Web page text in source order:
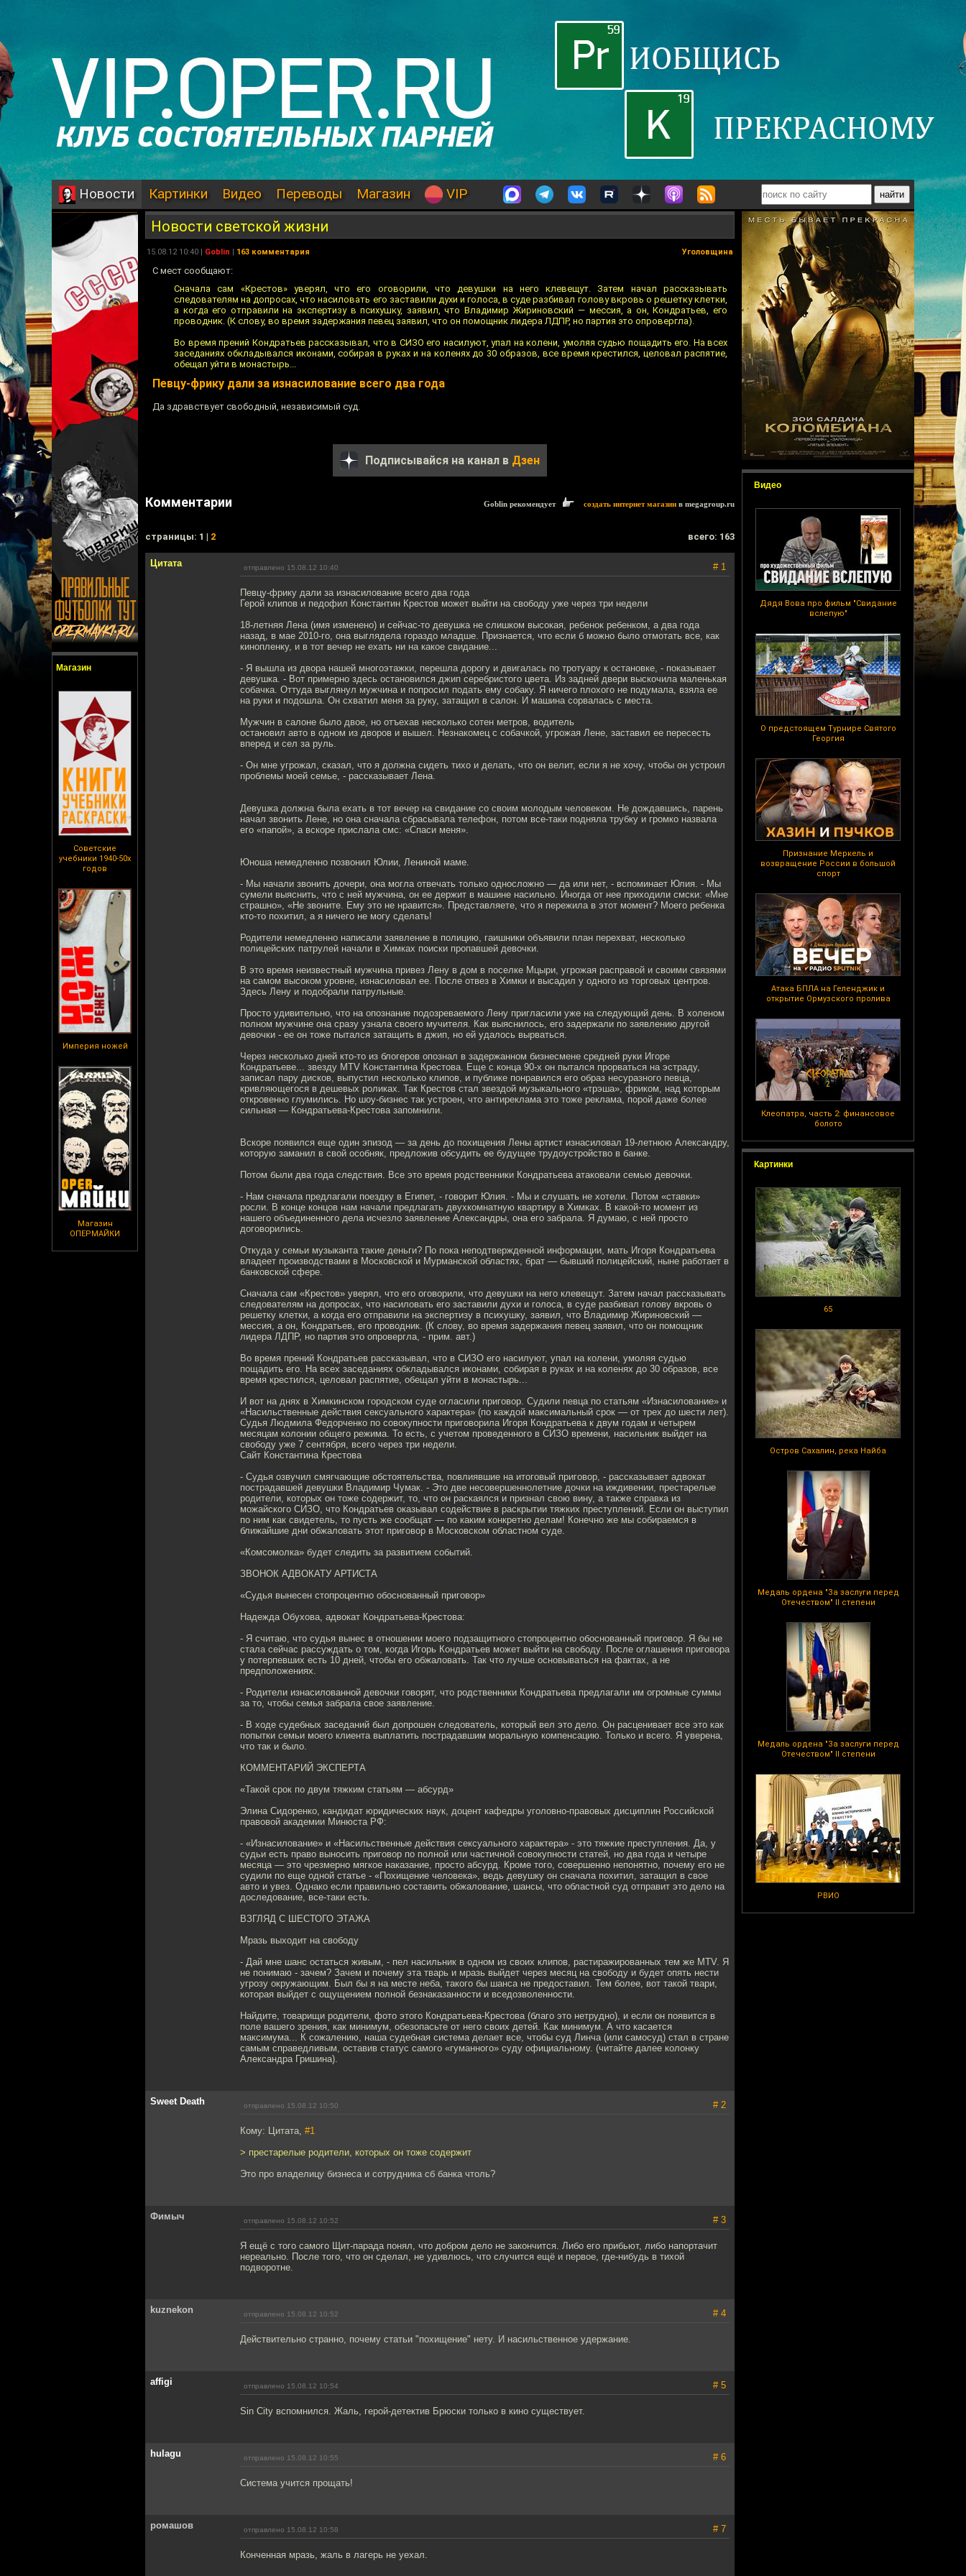
Новости Картинки Видео Переводы Магазин VIP
Магазин
Советские
учебники 1940-50х
годов
Империя ножей
Магазин
ОПЕРМАЙКИ
Видео
Дядя Вова про фильм "Свидание
вслепую"
О предстоящем Турнире Святого
Георгия
Признание Меркель и
возвращение России в большой
спорт
Атака БПЛА на Геленджик и
открытие Ормузского пролива
Клеопатра, часть 2: финансовое
болото
Картинки
65
Остров Сахалин, река Найба
Медаль ордена "За заслуги перед
Отечеством" II степени
Медаль ордена "За заслуги перед
Отечеством" II степени
РВИО
Новости светской жизни
15.08.12 10:40 | Goblin | 163 комментария Уголовщина
С мест сообщают:
Сначала сам «Крестов» уверял, что его оговорили, что девушки на него клевещут. Затем начал рассказывать
следователям на допросах, что насиловать его заставили духи и голоса, в суде разбивал голову вкровь о решетку клетки,
а когда его отправили на экспертизу в психушку, заявил, что Владимир Жириновский — мессия, а он, Кондратьев, его
проводник. (К слову, во время задержания певец заявил, что он помощник лидера ЛДПР, но партия это опровергла).
Во время прений Кондратьев рассказывал, что в СИЗО его насилуют, упал на колени, умоляя судью пощадить его. На всех
заседаниях обкладывался иконами, собирая в руках и на коленях до 30 образов, все время крестился, целовал распятие,
обещал уйти в монастырь...
Певцу-фрику дали за изнасилование всего два года
Да здравствует свободный, независимый суд.
Подписывайся на канал в Дзен
Комментарии Goblin рекомендует создать интернет магазин в megagroup.ru
cтраницы: 1 | 2 всего: 163
Цитата отправлено 15.08.12 10:40 # 1
Певцу-фрику дали за изнасилование всего два года
Герой клипов и педофил Константин Крестов может выйти на свободу уже через три недели
18-летняя Лена (имя изменено) и сейчас-то девушка не слишком высокая, ребенок ребенком, а два года
назад, в мае 2010-го, она выглядела гораздо младше. Признается, что если б можно было отмотать все, как
кинопленку, и в тот вечер не ехать ни на какое свидание...
- Я вышла из двора нашей многоэтажки, перешла дорогу и двигалась по тротуару к остановке, - показывает
девушка. - Вот примерно здесь остановился джип серебристого цвета. Из задней двери выскочила маленькая
собачка. Оттуда выглянул мужчина и попросил подать ему собаку. Я ничего плохого не подумала, взяла ее
на руки и подошла. Он схватил меня за руку, затащил в салон. И машина сорвалась с места.
Мужчин в салоне было двое, но отъехав несколько сотен метров, водитель
остановил авто в одном из дворов и вышел. Незнакомец с собачкой, угрожая Лене, заставил ее пересесть
вперед и сел за руль.
- Он мне угрожал, сказал, что я должна сидеть тихо и делать, что он велит, если я не хочу, чтобы он устроил
проблемы моей семье, - рассказывает Лена.
Девушка должна была ехать в тот вечер на свидание со своим молодым человеком. Не дождавшись, парень
начал звонить Лене, но она сначала сбрасывала телефон, потом все-таки подняла трубку и громко назвала
его «папой», а вскоре прислала смс: «Спаси меня».
Юноша немедленно позвонил Юлии, Лениной маме.
- Мы начали звонить дочери, она могла отвечать только односложно — да или нет, - вспоминает Юлия. - Мы
сумели выяснить, что с ней мужчина, он ее держит в машине насильно. Иногда от нее приходили смски: «Мне
страшно», «Не звоните. Ему это не нравится». Представляете, что я пережила в этот момент? Моего ребенка
кто-то похитил, а я ничего не могу сделать!
Родители немедленно написали заявление в полицию, гаишники объявили план перехват, несколько
полицейских патрулей начали в Химках поиски пропавшей девочки.
В это время неизвестный мужчина привез Лену в дом в поселке Мцыри, угрожая расправой и своими связями
на самом высоком уровне, изнасиловал ее. После отвез в Химки и высадил у одного из торговых центров.
Здесь Лену и подобрали патрульные.
Просто удивительно, что на опознание подозреваемого Лену пригласили уже на следующий день. В холеном
полном мужчине она сразу узнала своего мучителя. Как выяснилось, его задержали по заявлению другой
девочки - ее он тоже пытался затащить в джип, но ей удалось вырваться.
Через несколько дней кто-то из блогеров опознал в задержанном бизнесмене средней руки Игоре
Кондратьеве... звезду MTV Константина Крестова. Еще с конца 90-х он пытался прорваться на эстраду,
записал пару дисков, выпустил несколько клипов, и публике понравился его образ несуразного певца,
кривляющегося в дешевых роликах. Так Крестов стал звездой музыкального «трэша», фриком, над которым
откровенно глумились. Но шоу-бизнес так устроен, что антиреклама это тоже реклама, порой даже более
сильная — Кондратьева-Крестова запомнили.
Вскоре появился еще один эпизод — за день до похищения Лены артист изнасиловал 19-летнюю Александру,
которую заманил в свой особняк, предложив обсудить ее будущее трудоустройство в банке.
Потом были два года следствия. Все это время родственники Кондратьева атаковали семью девочки.
- Нам сначала предлагали поездку в Египет, - говорит Юлия. - Мы и слушать не хотели. Потом «ставки»
росли. В конце концов нам начали предлагать двухкомнатную квартиру в Химках. В какой-то момент из
нашего объединенного дела исчезло заявление Александры, она его забрала. Я думаю, с ней просто
договорились.
Откуда у семьи музыканта такие деньги? По пока неподтвержденной информации, мать Игоря Кондратьева
владеет производствами в Московской и Мурманской областях, брат — бывший полицейский, ныне работает в
банковской сфере.
Сначала сам «Крестов» уверял, что его оговорили, что девушки на него клевещут. Затем начал рассказывать
следователям на допросах, что насиловать его заставили духи и голоса, в суде разбивал голову вкровь о
решетку клетки, а когда его отправили на экспертизу в психушку, заявил, что Владимир Жириновский —
мессия, а он, Кондратьев, его проводник. (К слову, во время задержания певец заявил, что он помощник
лидера ЛДПР, но партия это опровергла, - прим. авт.)
Во время прений Кондратьев рассказывал, что в СИЗО его насилуют, упал на колени, умоляя судью
пощадить его. На всех заседаниях обкладывался иконами, собирая в руках и на коленях до 30 образов, все
время крестился, целовал распятие, обещал уйти в монастырь...
И вот на днях в Химкинском городском суде огласили приговор. Судили певца по статьям «Изнасилование» и
«Насильственные действия сексуального характера» (по каждой максимальный срок — от трех до шести лет).
Судья Людмила Федорченко по совокупности приговорила Игоря Кондратьева к двум годам и четырем
месяцам колонии общего режима. То есть, с учетом проведенного в СИЗО времени, насильник выйдет на
свободу уже 7 сентября, всего через три недели.
Сайт Константина Крестова
- Судья озвучил смягчающие обстоятельства, повлиявшие на итоговый приговор, - рассказывает адвокат
пострадавшей девушки Владимир Чумак. - Это две несовершеннолетние дочки на иждивении, престарелые
родители, которых он тоже содержит, то, что он раскаялся и признал свою вину, а также справка из
можайского СИЗО, что Кондратьев оказывал содействие в раскрытии тяжких преступлений. Если он выступил
по ним как свидетель, то пусть же сообщат — по каким конкретно делам! Конечно же мы собираемся в
ближайшие дни обжаловать этот приговор в Московском областном суде.
«Комсомолка» будет следить за развитием событий.
ЗВОНОК АДВОКАТУ АРТИСТА
«Судья вынесен стопроцентно обоснованный приговор»
Надежда Обухова, адвокат Кондратьева-Крестова:
- Я считаю, что судья вынес в отношении моего подзащитного стопроцентно обоснованный приговор. Я бы не
стала сейчас рассуждать о том, когда Игорь Кондратьев может выйти на свободу. После оглашения приговора
у потерпевших есть 10 дней, чтобы его обжаловать. Так что лучше основываться на фактах, а не
предположениях.
- Родители изнасилованной девочки говорят, что родственники Кондратьева предлагали им огромные суммы
за то, чтобы семья забрала свое заявление.
- В ходе судебных заседаний был допрошен следователь, который вел это дело. Он расценивает все это как
попытки семьи моего клиента выплатить пострадавшим моральную компенсацию. Только и всего. Я уверена,
что так и было.
КОММЕНТАРИЙ ЭКСПЕРТА
«Такой срок по двум тяжким статьям — абсурд»
Элина Сидоренко, кандидат юридических наук, доцент кафедры уголовно-правовых дисциплин Российской
правовой академии Минюста РФ:
- «Изнасилование» и «Насильственные действия сексуального характера» - это тяжкие преступления. Да, у
судьи есть право выносить приговор по полной или частичной совокупности статей, но два года и четыре
месяца — это чрезмерно мягкое наказание, просто абсурд. Кроме того, совершенно непонятно, почему его не
судили по еще одной статье - «Похищение человека», ведь девушку он сначала похитил, затащил в свое
авто и увез. Однако если правильно составить обжалование, шансы, что областной суд отправит это дело на
доследование, все-таки есть.
ВЗГЛЯД С ШЕСТОГО ЭТАЖА
Мразь выходит на свободу
- Дай мне шанс остаться живым, - пел насильник в одном из своих клипов, растиражированных тем же MTV. Я
не понимаю - зачем? Зачем и почему эта тварь и мразь выйдет через месяц на свободу и будет опять нести
угрозу окружающим. Был бы я на месте неба, такого бы шанса не предоставил. Тем более, вот такой твари,
которая выйдет с ощущением полной безнаказанности и вседозволенности.
Найдите, товарищи родители, фото этого Кондратьева-Крестова (благо это нетрудно), и если он появится в
поле вашего зрения, как минимум, обезопасьте от него своих детей. Как минимум. А что касается
максимума... К сожалению, наша судебная система делает все, чтобы суд Линча (или самосуд) стал в стране
самым справедливым, оставив статус самого «гуманного» суду официальному. (читайте далее колонку
Александра Гришина).
Sweet Death отправлено 15.08.12 10:50 # 2
Кому: Цитата, #1
> престарелые родители, которых он тоже содержит
Это про владелицу бизнеса и сотрудника сб банка чтоль?
Фимыч отправлено 15.08.12 10:52 # 3
Я ещё с того самого Щит-парада понял, что добром дело не закончится. Либо его прибьют, либо напортачит
нереально. После того, что он сделал, не удивлюсь, что случится ещё и первое, где-нибудь в тихой
подворотне.
kuznekon отправлено 15.08.12 10:52 # 4
Действительно странно, почему статьи "похищение" нету. И насильственное удержание.
affigi отправлено 15.08.12 10:54 # 5
Sin City вспомнился. Жаль, герой-детектив Брюски только в кино существует.
hulagu отправлено 15.08.12 10:55 # 6
Система учится прощать!
ромашов отправлено 15.08.12 10:58 # 7
Конченная мразь, жаль в лагерь не уехал.